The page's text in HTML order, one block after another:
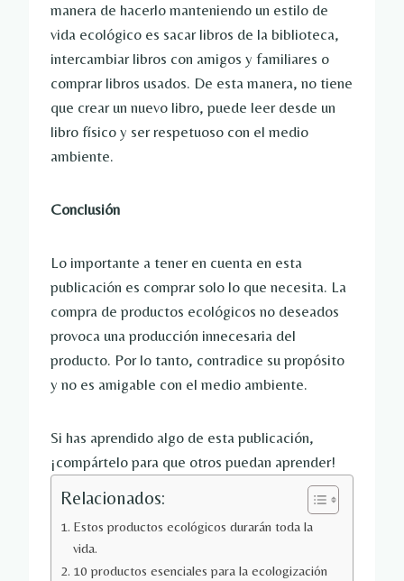
manera de hacerlo manteniendo un estilo de
vida ecológico es sacar libros de la biblioteca,
intercambiar libros con amigos y familiares o
comprar libros usados. De esta manera, no tiene
que crear un nuevo libro, puede leer desde un
libro físico y ser respetuoso con el medio
ambiente.
Conclusión
Lo importante a tener en cuenta en esta
publicación es comprar solo lo que necesita. La
compra de productos ecológicos no deseados
provoca una producción innecesaria del
producto. Por lo tanto, contradice su propósito
y no es amigable con el medio ambiente.
Si has aprendido algo de esta publicación,
¡compártelo para que otros puedan aprender!
Relacionados:
Estos productos ecológicos durarán toda la
vida.
10 productos esenciales para la ecologización